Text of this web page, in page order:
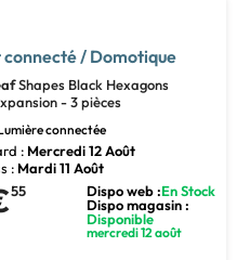
/ Domotique
Shapes Black Hexagons
- 3 pièces
connectée
: Mercredi 12 Août
: Mardi 11 Août
55 Dispo web :En Stock
Dispo magasin :
Disponible
mercredi 12 août